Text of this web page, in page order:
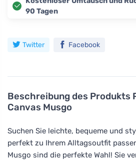
Beschreibung des Produkts
Canvas Musgo
Suchen Sie leichte, bequeme und
perfekt zu Ihrem Alltagsoutfit
Musgo sind die perfekte Wahl! Sie
90 Tagen
Twitter Facebook